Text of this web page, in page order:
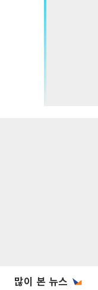
많이 본 뉴스